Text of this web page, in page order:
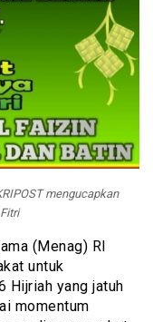
mengucapkan
(Menag) RI
untuk
Hijriah yang jatuh
momentum